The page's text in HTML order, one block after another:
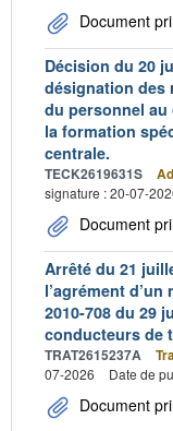
Document
Décision du 20
désignation des
du personnel au
la formation
centrale.
TECK2619631S
signature : 20-07-
Document
Arrêté du 21
l’agrément
2010-708 du 29
conducteurs de
TRAT2615237A
07-2026
Date de
Document